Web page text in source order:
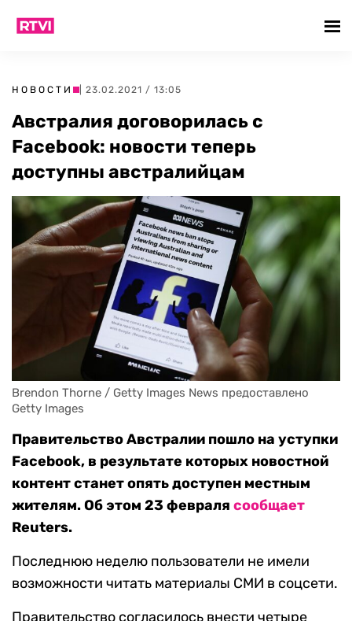
НОВОСТИ | 23.02.2021 / 13:05
Австралия договорилась с
Facebook: новости теперь
доступны австралийцам
Brendon Thorne / Getty Images News предоставлено
Getty Images
Правительство Австралии пошло на уступки
Facebook, в результате которых новостной
контент станет опять доступен местным
жителям. Об этом 23 февраля сообщает
Reuters.
Последнюю неделю пользователи не имели
возможности читать материалы СМИ в соцсети.
Правительство согласилось внести четыре